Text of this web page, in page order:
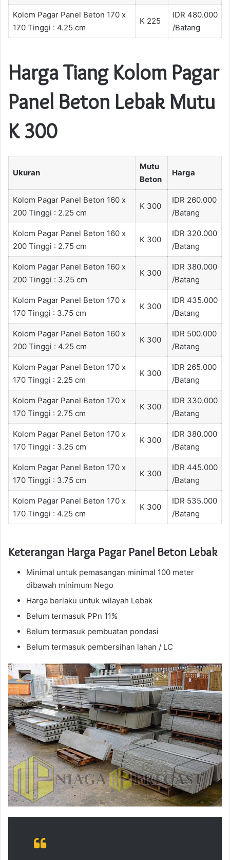
Kolom Pagar Panel Beton 170 x
170 Tinggi : 4.25 cm
K 225
IDR 480.000
/Batang
Harga Tiang Kolom Pagar
Panel Beton Lebak Mutu
K 300
Ukuran
Mutu
Beton
Harga
Kolom Pagar Panel Beton 160 x
200 Tinggi : 2.25 cm
K 300
IDR 260.000
/Batang
Kolom Pagar Panel Beton 160 x
200 Tinggi : 2.75 cm
K 300
IDR 320.000
/Batang
Kolom Pagar Panel Beton 160 x
200 Tinggi : 3.25 cm
K 300
IDR 380.000
/Batang
Kolom Pagar Panel Beton 170 x
170 Tinggi : 3.75 cm
K 300
IDR 435.000
/Batang
Kolom Pagar Panel Beton 160 x
200 Tinggi : 4.25 cm
K 300
IDR 500.000
/Batang
Kolom Pagar Panel Beton 170 x
170 Tinggi : 2.25 cm
K 300
IDR 265.000
/Batang
Kolom Pagar Panel Beton 170 x
170 Tinggi : 2.75 cm
K 300
IDR 330.000
/Batang
Kolom Pagar Panel Beton 170 x
170 Tinggi : 3.25 cm
K 300
IDR 380.000
/Batang
Kolom Pagar Panel Beton 170 x
170 Tinggi : 3.75 cm
K 300
IDR 445.000
/Batang
Kolom Pagar Panel Beton 170 x
170 Tinggi : 4.25 cm
K 300
IDR 535.000
/Batang
Keterangan Harga Pagar Panel Beton Lebak
Minimal untuk pemasangan minimal 100 meter
dibawah minimum Nego
Harga berlaku untuk wilayah Lebak
Belum termasuk PPn 11%
Belum termasuk pembuatan pondasi
Belum termasuk pembersihan lahan / LC